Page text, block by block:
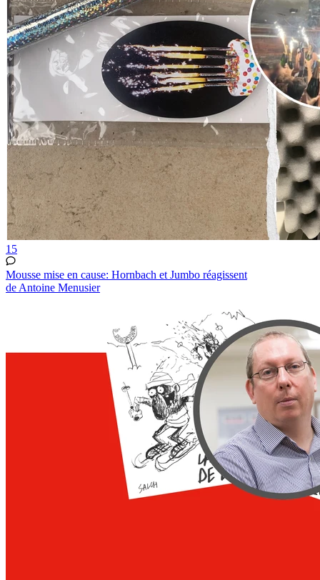
15
Mousse mise en cause: Hornbach et Jumbo réagissent
de Antoine Menusier